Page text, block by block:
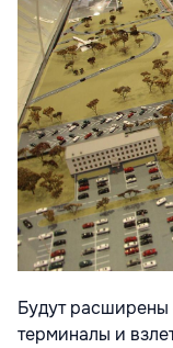
Будут
терминалы и